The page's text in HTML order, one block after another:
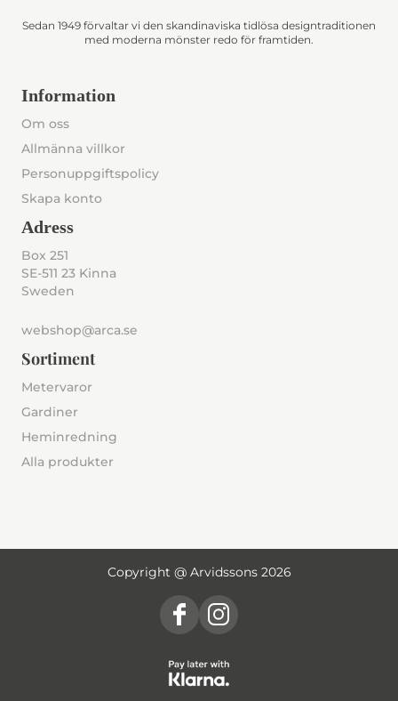
Sedan 1949 förvaltar vi den skandinaviska tidlösa designtraditionen
med moderna mönster redo för framtiden.
Information
Om oss
Allmänna villkor
Personuppgiftspolicy
Skapa konto
Adress
Box 251
SE-511 23 Kinna
Sweden
webshop@arca.se
Sortiment
Metervaror
Gardiner
Heminredning
Alla produkter
Copyright @ Arvidssons 2026